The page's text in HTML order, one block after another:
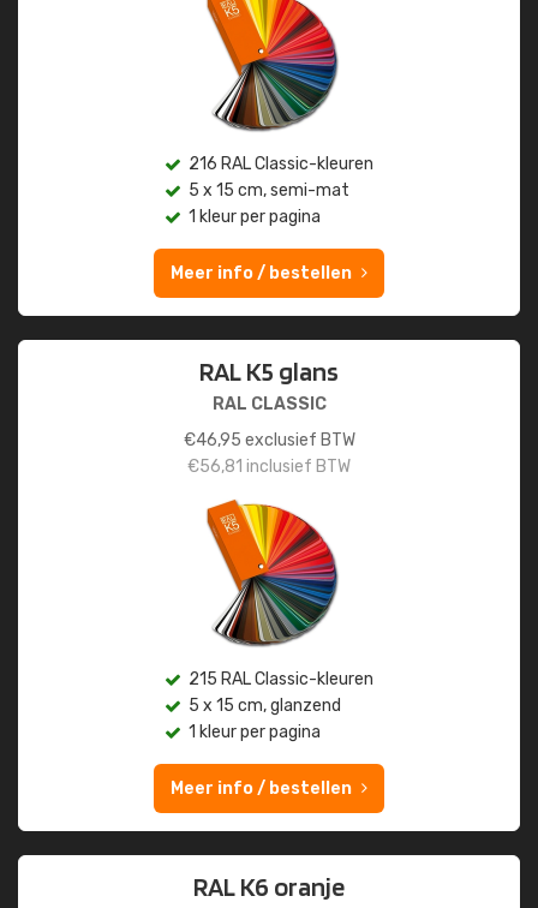
216 RAL Classic-kleuren
5 x 15 cm, semi-mat
1 kleur per pagina
Meer info / bestellen
RAL K5 glans
RAL CLASSIC
€46,95 exclusief BTW
€56,81 inclusief BTW
215 RAL Classic-kleuren
5 x 15 cm, glanzend
1 kleur per pagina
Meer info / bestellen
RAL K6 oranje